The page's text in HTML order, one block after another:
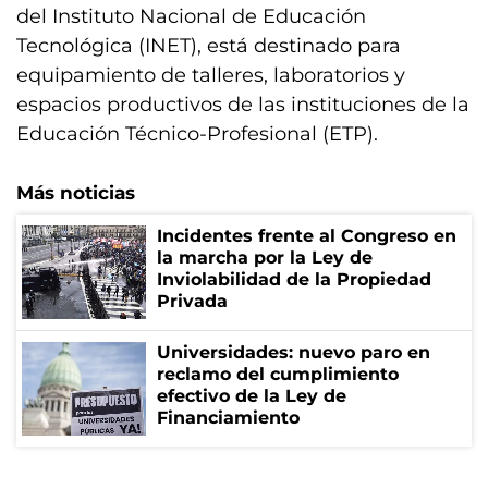
del Instituto Nacional de Educación
Tecnológica (INET), está destinado para
equipamiento de talleres, laboratorios y
espacios productivos de las instituciones de la
Educación Técnico-Profesional (ETP).
Más noticias
Incidentes frente al Congreso en
la marcha por la Ley de
Inviolabilidad de la Propiedad
Privada
Universidades: nuevo paro en
reclamo del cumplimiento
efectivo de la Ley de
Financiamiento